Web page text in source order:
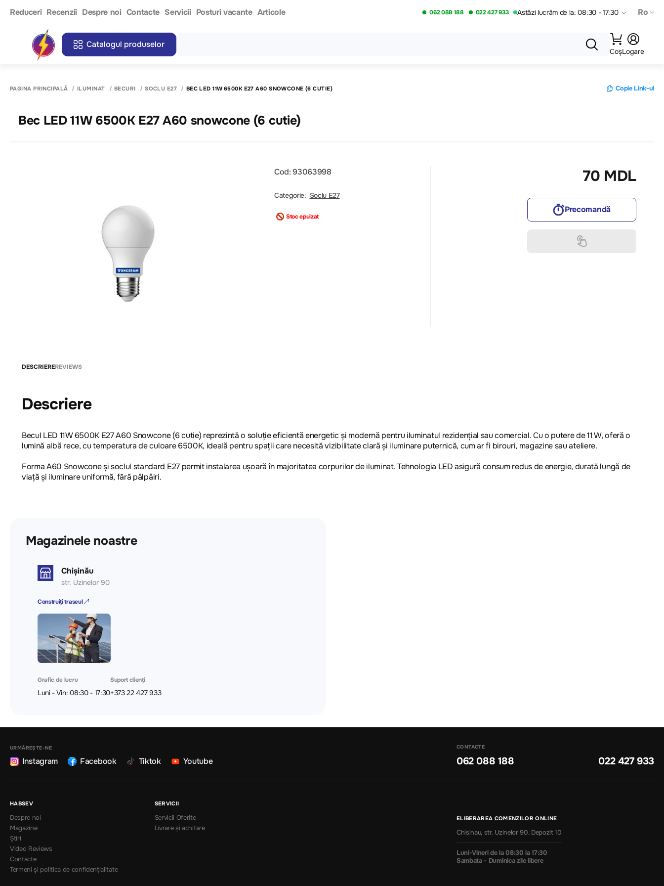
Reduceri Recenzii Despre noi Contacte Servicii Posturi vacante Articole 062 088 188 022 427 933 Astăzi lucrăm de la: 08:30 - 17:30 Ro
Catalogul produselor
CoșLogare
PAGINA PRINCIPALĂ ILUMINAT BECURI SOCLU E27 BEC LED 11W 6500K E27 A60 SNOWCONE (6 CUTIE) Copie Link-ul
Bec LED 11W 6500K E27 A60 snowcone (6 cutie)
Cod: 93063998
Categorie: Soclu E27
Stoc epuizat
70 MDL
Precomandă
DESCRIEREREVIEWS
Descriere
Becul LED 11W 6500K E27 A60 Snowcone (6 cutie) reprezintă o soluție eficientă energetic și modernă pentru iluminatul rezidențial sau comercial. Cu o putere de 11 W, oferă o
lumină albă rece, cu temperatura de culoare 6500K, ideală pentru spații care necesită vizibilitate clară și iluminare puternică, cum ar fi birouri, magazine sau ateliere.
Forma A60 Snowcone și soclul standard E27 permit instalarea ușoară în majoritatea corpurilor de iluminat. Tehnologia LED asigură consum redus de energie, durată lungă de
viață și iluminare uniformă, fără pâlpâiri.
Magazinele noastre
Chișinău
str. Uzinelor 90
Construiți traseul
Grafic de lucru
Luni - Vin: 08:30 - 17:30
Suport clienți
+373 22 427 933
URMĂREȘTE-NE
Instagram Facebook Tiktok Youtube
CONTACTE
062 088 188 022 427 933
HABSEV
Despre noi
Magazine
Știri
Video Reviews
Contacte
Termeni și politica de confidențialitate
SERVICII
Servicii Oferite
Livrare și achitare
ELIBERAREA COMENZILOR ONLINE
Chisinau, str. Uzinelor 90, Depozit 10
Luni-Vineri de la 08:30 la 17:30
Sambata - Duminica zile libere